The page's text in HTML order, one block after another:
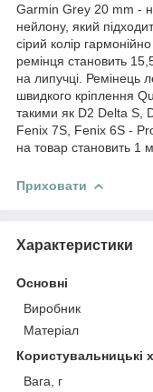
Garmin Grey 20 mm -
нейлону, який
сірий колір
ремінця становить
на липучці. Ремінець
швидкого кріплення
такими як D2 Delta S,
Fenix 7S, Fenix 6S -
на товар становить 1
Приховати
Характеристики
Основні
Виробник
Матеріал
Користувальницькі
Вага, г